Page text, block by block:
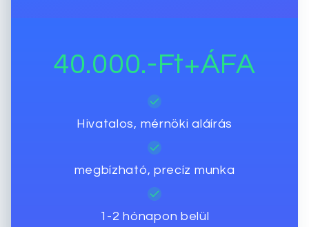
40.000.-Ft+ÁFA
Hivatalos, mérnöki aláírás
megbízható, precíz munka
1-2 hónapon belül